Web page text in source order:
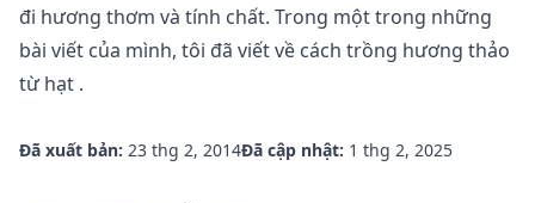
đi hương thơm và tính chất. Trong một trong những
bài viết của mình, tôi đã viết về cách trồng hương thảo
từ hạt .
Đã xuất bản: 23 thg 2, 2014Đã cập nhật: 1 thg 2, 2025